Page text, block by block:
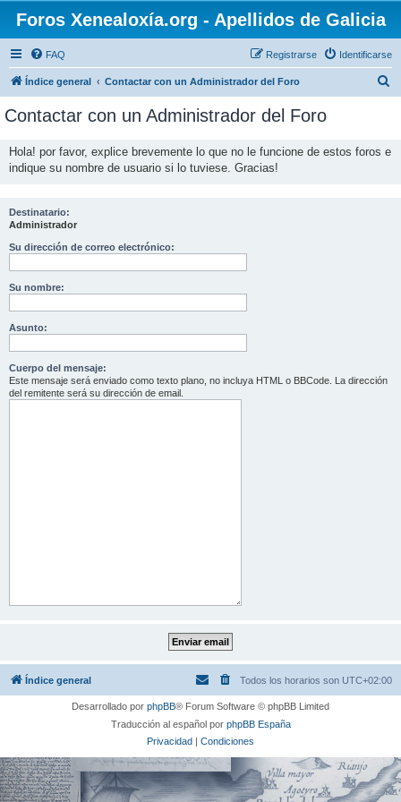
Foros Xenealoxía.org - Apellidos de Galicia
FAQ Identificarse
Registrarse
Índice general Contactar con un Administrador del Foro
Contactar con un Administrador del Foro
Hola! por favor, explice brevemente lo que no le funcione de estos foros e
indique su nombre de usuario si lo tuviese. Gracias!
Destinatario:
Administrador
Su dirección de correo electrónico:
Su nombre:
Asunto:
Cuerpo del mensaje:
Este mensaje será enviado como texto plano, no incluya HTML o BBCode. La dirección
del remitente será su dirección de email.
Índice general Todos los horarios son UTC+02:00
Desarrollado por phpBB® Forum Software © phpBB Limited
Traducción al español por phpBB España
Privacidad | Condiciones